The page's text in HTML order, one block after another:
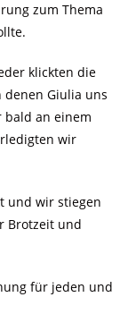
zum Thema
klickten die
denen Giulia uns
bald an einem
wir
und wir stiegen
Brotzeit und
für jeden und